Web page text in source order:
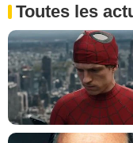
Toutes les